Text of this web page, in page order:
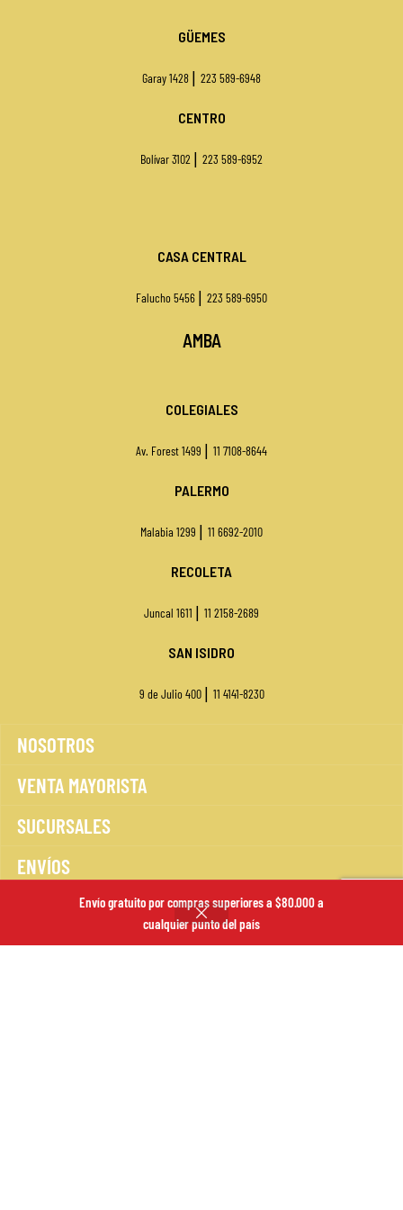
Envío gratuito por compras superiores a $80.000 a
cualquier punto del país
GÜEMES
Garay 1428 223 589-6948
CENTRO
Bolívar 3102 223 589-6952
CASA CENTRAL
Falucho 5456 223 589-6950
AMBA
COLEGIALES
Av. Forest 1499 11 7108-8644
PALERMO
Malabia 1299 11 6692-2010
RECOLETA
Juncal 1611 11 2158-2689
SAN ISIDRO
9 de Julio 400 11 4141-8230
NOSOTROS
VENTA MAYORISTA
SUCURSALES
ENVÍOS
FORMAS DE PAGO
BLOG